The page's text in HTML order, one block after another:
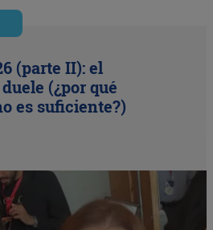
(parte II): el
(¿por qué
es suficiente?)